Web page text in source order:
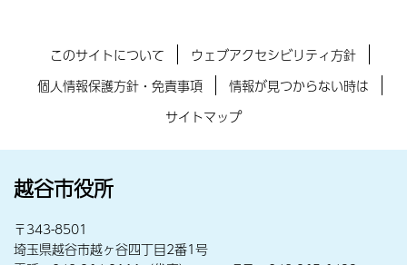
このサイトについて
ウェブアクセシビリティ方針
個人情報保護方針・免責事項
情報が見つからない時は
サイトマップ
越谷市役所
〒343-8501
埼玉県越谷市越ヶ谷四丁目2番1号